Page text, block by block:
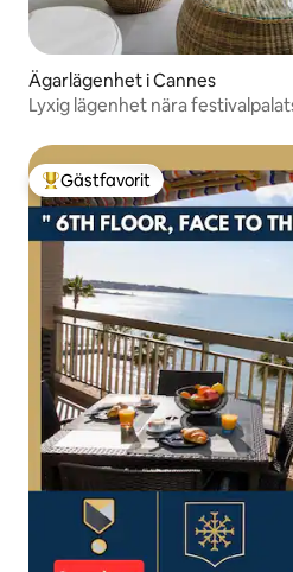
Ägarlägenhet i Cannes
Lyxig lägenhet nära
Populär gästfavorit
Gästfavorit